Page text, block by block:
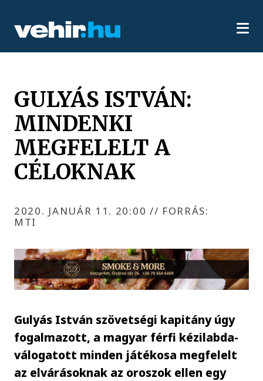
GULYÁS ISTVÁN:
MINDENKI
MEGFELELT A
CÉLOKNAK
2020. JANUÁR 11. 20:00 // FORRÁS:
MTI
Gulyás István szövetségi kapitány úgy
fogalmazott, a magyar férfi kézilabda-
válogatott minden játékosa megfelelt
az elvárásoknak az oroszok ellen egy